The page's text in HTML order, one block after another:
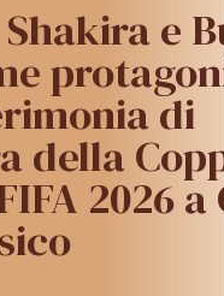
e
di
della
2026